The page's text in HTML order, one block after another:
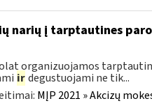
narių į tarptautines
organizuojamos
ir degustuojami ne tik...
MĮP 2021 » Akcizų